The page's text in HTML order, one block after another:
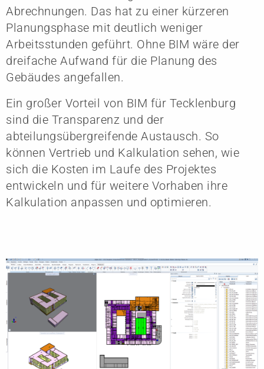
Abrechnungen. Das hat zu einer kürzeren
Planungsphase mit deutlich weniger
Arbeitsstunden geführt. Ohne BIM wäre der
dreifache Aufwand für die Planung des
Gebäudes angefallen.
Ein großer Vorteil von BIM für Tecklenburg
sind die Transparenz und der
abteilungsübergreifende Austausch. So
können Vertrieb und Kalkulation sehen, wie
sich die Kosten im Laufe des Projektes
entwickeln und für weitere Vorhaben ihre
Kalkulation anpassen und optimieren.